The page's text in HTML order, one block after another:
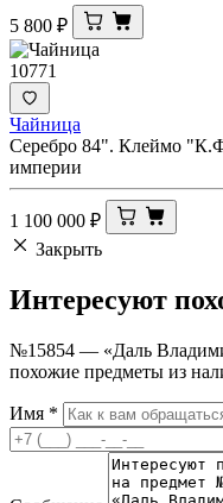
5 800 ₽
10771
Чайница
Серебро 84". Клеймо
империи
1 100 000 ₽
Закрыть
Интересуют
№15854 — «Даль
похожие предметы из
Имя *